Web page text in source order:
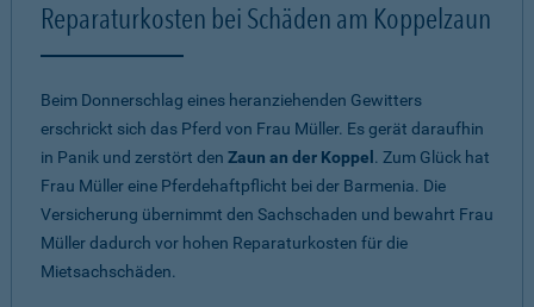
Reparaturkosten bei Schäden am Koppelzaun
Beim Donnerschlag eines heranziehenden Gewitters
erschrickt sich das Pferd von Frau Müller. Es gerät daraufhin
in Panik und zerstört den Zaun an der Koppel . Zum Glück hat
Frau Müller eine Pferdehaftpflicht bei der Barmenia. Die
Versicherung übernimmt den Sachschaden und bewahrt Frau
Müller dadurch vor hohen Reparaturkosten für die
Mietsachschäden.